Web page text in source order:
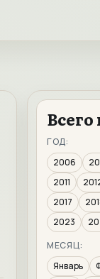
Всего
ГОД:
2006
2011
2017
2023
МЕСЯЦ:
Январь